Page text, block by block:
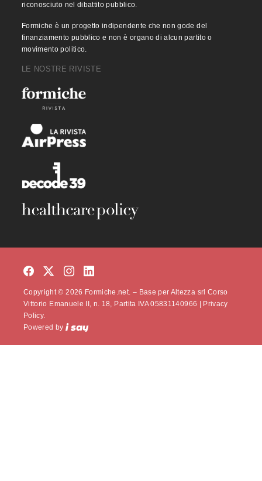
riconosciuto nel dibattito pubblico.
Formiche è un progetto indipendente che non gode del
finanziamento pubblico e non è organo di alcun partito o
movimento politico.
LE NOSTRE RIVISTE
Copyright © 2026 Formiche.net. – Base per Altezza srl Corso
Vittorio Emanuele II, n. 18, Partita IVA 05831140966 |
Privacy
Policy.
Powered by